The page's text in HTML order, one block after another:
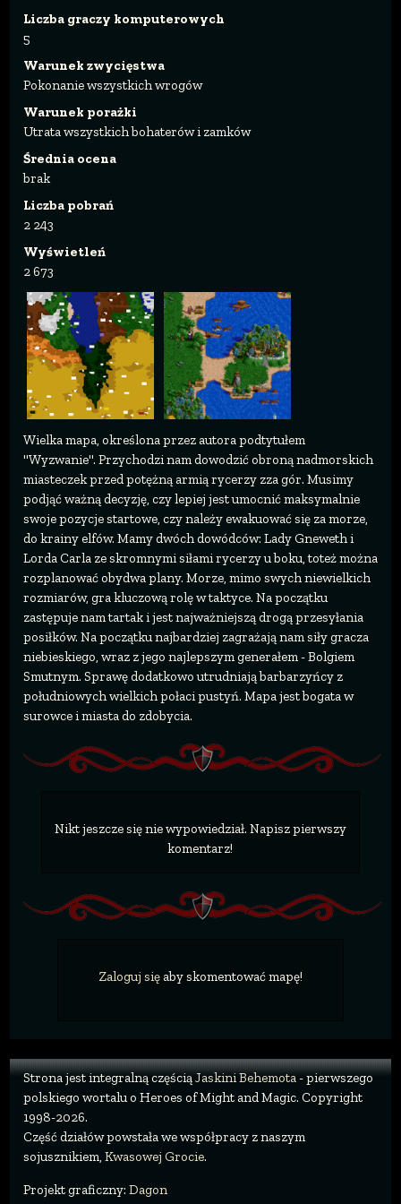
Liczba graczy komputerowych
5
Warunek zwycięstwa
Pokonanie wszystkich wrogów
Warunek porażki
Utrata wszystkich bohaterów i zamków
Średnia ocena
brak
Liczba pobrań
2 243
Wyświetleń
2 673
Wielka mapa, określona przez autora podtytułem
"Wyzwanie". Przychodzi nam dowodzić obroną nadmorskich
miasteczek przed potężną armią rycerzy zza gór. Musimy
podjąć ważną decyzję, czy lepiej jest umocnić maksymalnie
swoje pozycje startowe, czy należy ewakuować się za morze,
do krainy elfów. Mamy dwóch dowódców: Lady Gneweth i
Lorda Carla ze skromnymi siłami rycerzy u boku, toteż można
rozplanować obydwa plany. Morze, mimo swych niewielkich
rozmiarów, gra kluczową rolę w taktyce. Na początku
zastępuje nam tartak i jest najważniejszą drogą przesyłania
posiłków. Na początku najbardziej zagrażają nam siły gracza
niebieskiego, wraz z jego najlepszym generałem - Bolgiem
Smutnym. Sprawę dodatkowo utrudniają barbarzyńcy z
południowych wielkich połaci pustyń. Mapa jest bogata w
surowce i miasta do zdobycia.
Nikt jeszcze się nie wypowiedział. Napisz pierwszy
komentarz!
Zaloguj sięaby skomentować mapę!
Strona jest integralną częściąJaskini Behemota- pierwszego
polskiego wortalu o Heroes of Might and Magic. Copyright
1998-2026.
Część działów powstała we współpracy z naszym
sojusznikiem, Kwasowej Grocie.
Projekt graficzny: Dagon